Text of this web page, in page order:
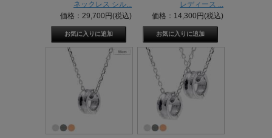
ネックレス シル...
価格：29,700円(税込)
レディース ...
価格：14,300円(税込)